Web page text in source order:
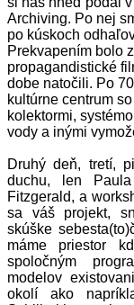
Archiving. Po nej
po kúskoch
Prekvapením bolo
propagandistické
dobe natočili. Po
kultúrne centrum
kolektormi,
vody a inými
Druhý deň, tretí,
duchu, len
Fitzgerald, a
sa váš projekt,
skúške
máme priestor
spoločným
modelov
okolí ako